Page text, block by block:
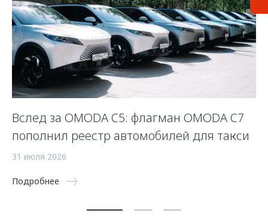
Вслед за OMODA C5: флагман OMODA C7
пополнил реестр автомобилей для такси
31 июля 2026
Подробнее